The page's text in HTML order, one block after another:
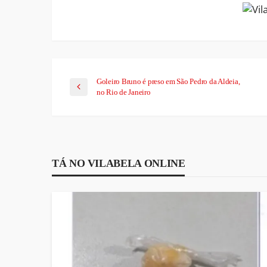
Goleiro Bruno é preso em São Pedro da Aldeia,
no Rio de Janeiro
TÁ NO VILABELA ONLINE